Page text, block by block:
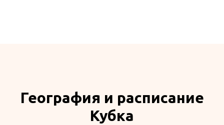
География и расписание
Кубка